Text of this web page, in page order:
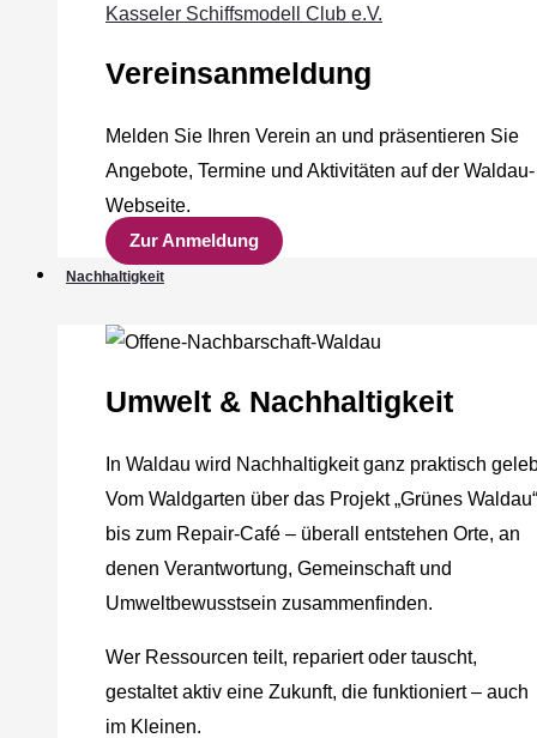
Kasseler Schiffsmodell Club e.V.
Vereinsanmeldung
Melden Sie Ihren Verein an und präsentieren Sie
Angebote, Termine und Aktivitäten auf der Waldau-
Webseite.
Zur Anmeldung
Nachhaltigkeit
Umwelt & Nachhaltigkeit
In Waldau wird Nachhaltigkeit ganz praktisch
Vom Waldgarten über das Projekt „Grünes Waldau“
bis zum Repair-Café – überall entstehen Orte, an
denen Verantwortung, Gemeinschaft und
Umweltbewusstsein zusammenfinden.
Wer Ressourcen teilt, repariert oder tauscht,
gestaltet aktiv eine Zukunft, die funktioniert – auch
im Kleinen.